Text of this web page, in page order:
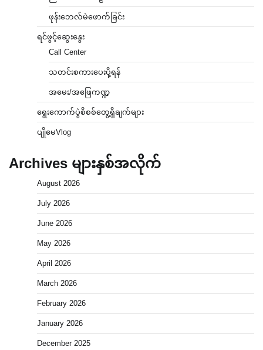
ဖုန်းဘေလ်မဲဖောက်ခြင်း
ရင်ဖွင့်ဆွေးနွေး
Call Center
သတင်းစကားပေးပို့ရန်
အမေး/အဖြေကဏ္ဍ
ရွေးကောက်ပွဲစိစစ်တွေ့ရှိချက်များ
ပျိုမေVlog
Archives များနှစ်အလိုက်
August 2026
July 2026
June 2026
May 2026
April 2026
March 2026
February 2026
January 2026
December 2025